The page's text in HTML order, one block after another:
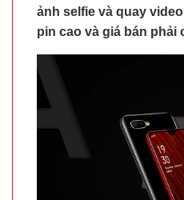
ảnh selfie và quay
pin cao và giá bán phải